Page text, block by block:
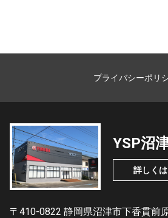
プライバシーポリ
YSP沼
詳しく
〒410-0822 静岡県沼津市下香貫前